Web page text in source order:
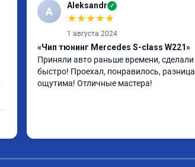
A Aleksandr ✓
★★★★★
1 августа 2024
«Чип тюнинг Mercedes S-class W221»
Приняли авто раньше времени, сделали
быстро! Проехал, понравилось, разница
ощутима! Отличные мастера!